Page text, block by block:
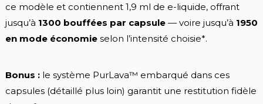
ce modèle et contiennent 1,9 ml de e-liquide, offrant
jusqu’à 1300 bouffées par capsule— voire jusqu’à 1950
en mode économieselon l’intensité choisie*.
Bonus :le système PurLava™ embarqué dans ces
capsules (détaillé plus loin) garantit une restitution fidèle